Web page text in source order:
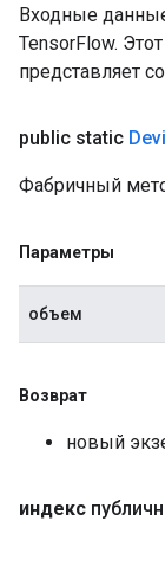
Входные
TensorFlow.
представляет
public static
Фабричный
Параметры
объем
Возврат
новый
индекс